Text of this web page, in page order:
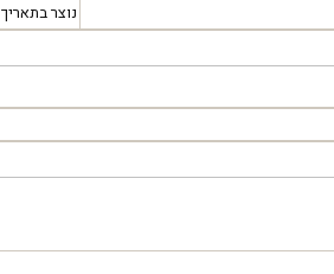
נוצר בתאריך